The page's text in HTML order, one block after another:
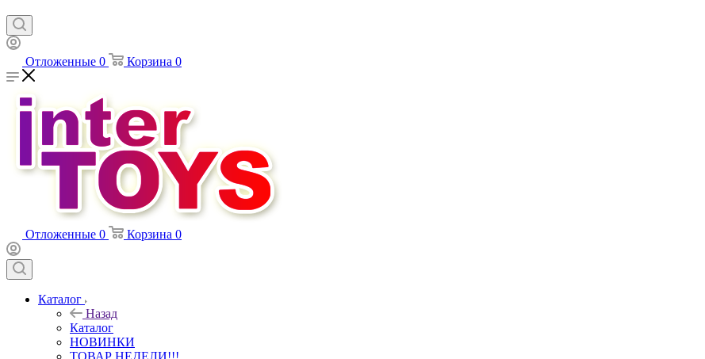
Отложенные 0 Корзина 0
Отложенные 0 Корзина 0
Каталог
Назад
Каталог
НОВИНКИ
ТОВАР НЕДЕЛИ!!!